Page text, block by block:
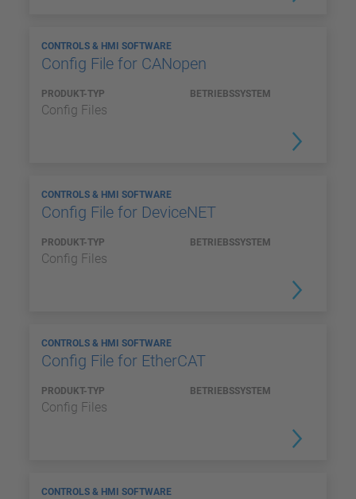
CONTROLS & HMI SOFTWARE
Config File for CANopen
PRODUKT-TYP
Config Files
BETRIEBSSYSTEM
CONTROLS & HMI SOFTWARE
Config File for DeviceNET
PRODUKT-TYP
Config Files
BETRIEBSSYSTEM
CONTROLS & HMI SOFTWARE
Config File for EtherCAT
PRODUKT-TYP
Config Files
BETRIEBSSYSTEM
CONTROLS & HMI SOFTWARE